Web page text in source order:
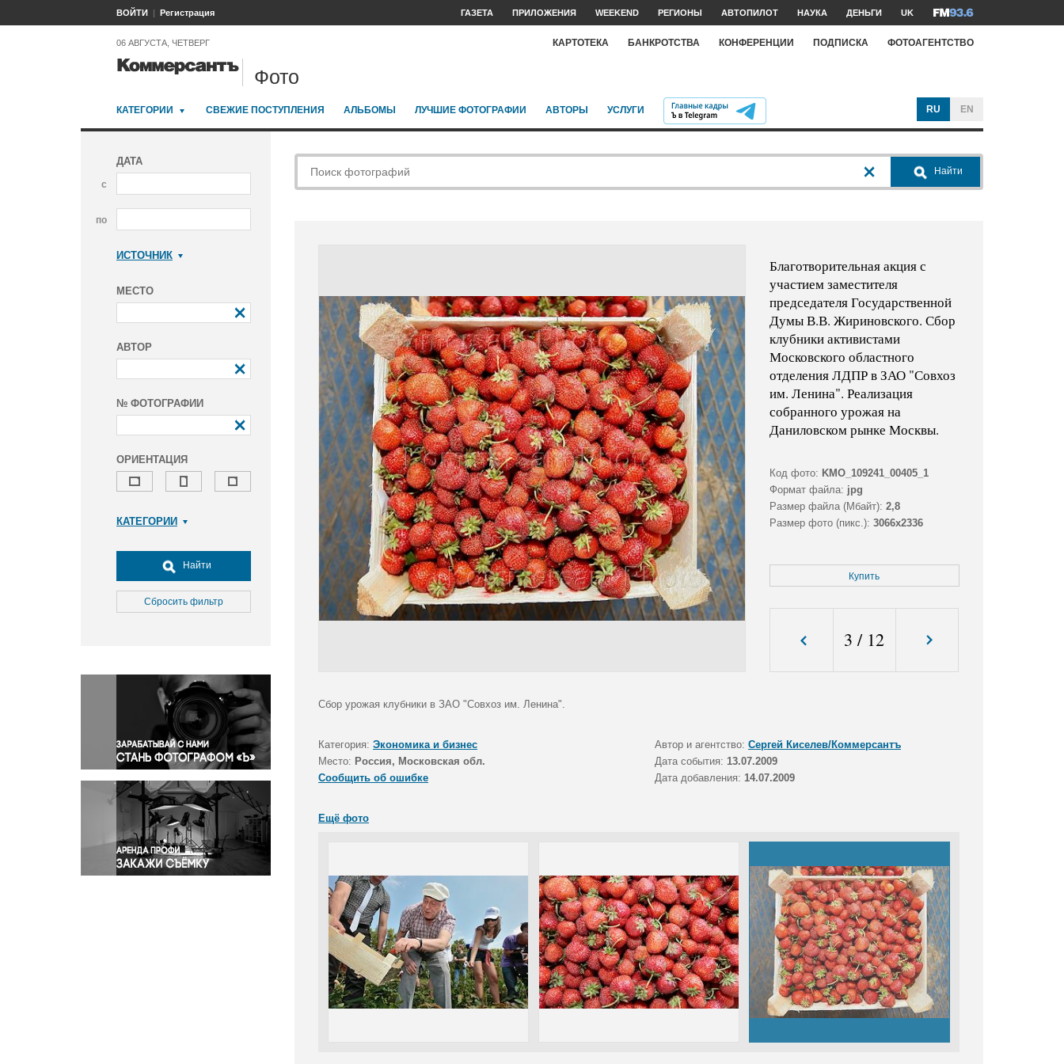
ВОЙТИ Регистрация ГАЗЕТА ПРИЛОЖЕНИЯ WEEKEND РЕГИОНЫ АВТОПИЛОТ НАУКА ДЕНЬГИ UK
06 АВГУСТА, ЧЕТВЕРГ КАРТОТЕКА БАНКРОТСТВА КОНФЕРЕНЦИИ ПОДПИСКА ФОТОАГЕНТСТВО
Фото
КАТЕГОРИИ СВЕЖИЕ ПОСТУПЛЕНИЯ АЛЬБОМЫ ЛУЧШИЕ ФОТОГРАФИИ АВТОРЫ УСЛУГИ RU EN
ДАТА
с
по
ИСТОЧНИК
МЕСТО
АВТОР
№ ФОТОГРАФИИ
ОРИЕНТАЦИЯ
КАТЕГОРИИ
Досуг, туризм и отдых
Культура
Медицина
Окружающая среда
Политика
Правосудие
Происшествия и конфликты
Религия
Светская жизнь
Спорт
Экология
Экономика и бизнес
Найти
Сбросить фильтр
Найти
Благотворительная акция с
участием заместителя
председателя Государственной
Думы В.В. Жириновского. Сбор
клубники активистами
Московского областного
отделения ЛДПР в ЗАО "Совхоз
им. Ленина". Реализация
собранного урожая на
Даниловском рынке Москвы.
Код фото: KMO_109241_00405_1
Формат файла: jpg
Размер файла (Мбайт): 2,8
Размер фото (пикс.): 3066x2336
Купить
3 / 12
Сбор урожая клубники в ЗАО "Совхоз им. Ленина".
Категория: Экономика и бизнес Автор и агентство: Сергей Киселев/Коммерсантъ
Место: Россия, Московская обл. Дата события: 13.07.2009
Сообщить об ошибке
Дата добавления: 14.07.2009
Ещё фото